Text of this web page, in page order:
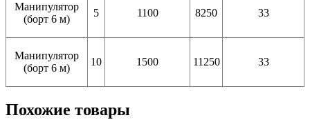
Манипулятор
(борт 6 м)
5 1100 8250 33
Манипулятор
(борт 6 м)
10 1500 11250 33
Похожие товары